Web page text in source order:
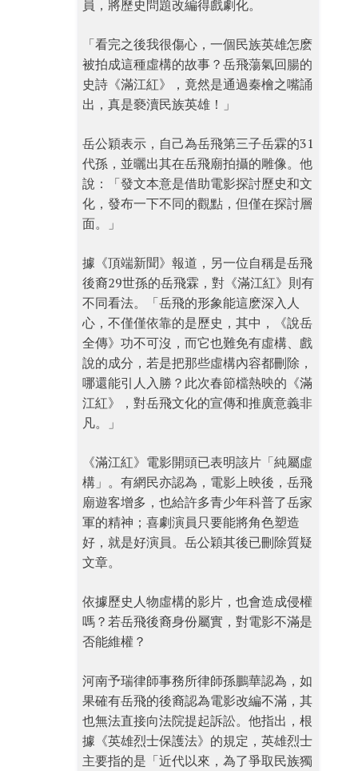
員，將歷史問題改編得戲劇化。
「看完之後我很傷心，一個民族英雄怎麽
被拍成這種虛構的故事？岳飛蕩氣回腸的
史詩《滿江紅》，竟然是通過秦檜之嘴誦
出，真是褻瀆民族英雄！」
岳公穎表示，自己為岳飛第三子岳霖的31
代孫，並曬出其在岳飛廟拍攝的雕像。他
說：「發文本意是借助電影探討歷史和文
化，發布一下不同的觀點，但僅在探討層
面。」
據《頂端新聞》報道，另一位自稱是岳飛
後裔29世孫的岳飛霖，對《滿江紅》則有
不同看法。「岳飛的形象能這麽深入人
心，不僅僅依靠的是歷史，其中，《說岳
全傳》功不可沒，而它也難免有虛構、戲
說的成分，若是把那些虛構內容都刪除，
哪還能引人入勝？此次春節檔熱映的《滿
江紅》，對岳飛文化的宣傳和推廣意義非
凡。」
《滿江紅》電影開頭已表明該片「純屬虛
構」。有網民亦認為，電影上映後，岳飛
廟遊客增多，也給許多青少年科普了岳家
軍的精神；喜劇演員只要能將角色塑造
好，就是好演員。岳公穎其後已刪除質疑
文章。
依據歷史人物虛構的影片，也會造成侵權
嗎？若岳飛後裔身份屬實，對電影不滿是
否能維權？
河南予瑞律師事務所律師孫鵬華認為，如
果確有岳飛的後裔認為電影改編不滿，其
也無法直接向法院提起訴訟。他指出，根
據《英雄烈士保護法》的規定，英雄烈士
主要指的是「近代以來，為了爭取民族獨